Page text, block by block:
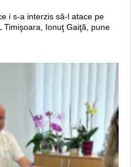
i s-a interzis să-l atace pe
Timişoara, Ionuţ Gaiţă, pune